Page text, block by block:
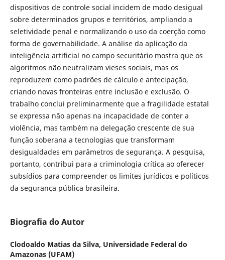
dispositivos de controle social incidem de modo desigual
sobre determinados grupos e territórios, ampliando a
seletividade penal e normalizando o uso da coerção como
forma de governabilidade. A análise da aplicação da
inteligência artificial no campo securitário mostra que os
algoritmos não neutralizam vieses sociais, mas os
reproduzem como padrões de cálculo e antecipação,
criando novas fronteiras entre inclusão e exclusão. O
trabalho conclui preliminarmente que a fragilidade estatal
se expressa não apenas na incapacidade de conter a
violência, mas também na delegação crescente de sua
função soberana a tecnologias que transformam
desigualdades em parâmetros de segurança. A pesquisa,
portanto, contribui para a criminologia crítica ao oferecer
subsídios para compreender os limites jurídicos e políticos
da segurança pública brasileira.
Biografia do Autor
Clodoaldo Matias da Silva, Universidade Federal do
Amazonas (UFAM)